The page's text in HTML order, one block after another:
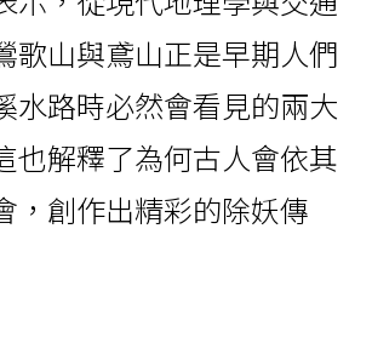
歌山與鳶山正是早期人們
水路時必然會看見的兩大
也解釋了為何古人會依其
，創作出精彩的除妖傳